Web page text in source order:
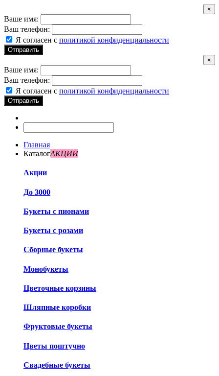
×
Ваше имя:
Ваш телефон:
Я согласен с политикой конфиденциальности
Отправить
×
Ваше имя:
Ваш телефон:
Я согласен с политикой конфиденциальности
Отправить
Главная
КаталогАКЦИИ
Акции
До 3000
Букеты с пионами
Букеты с розами
Сборные букеты
Монобукеты
Цветочные корзины
Шляпные коробки
Фруктовые букеты
Цветы поштучно
Свадебные букеты